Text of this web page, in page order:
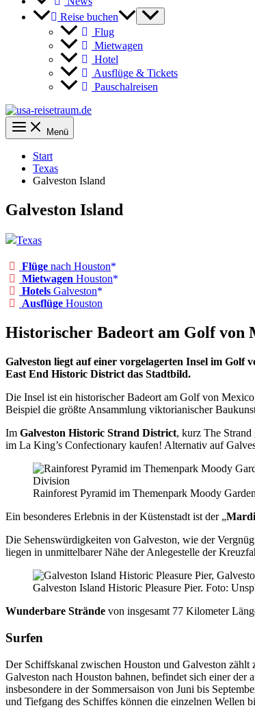
Reise buchen
Flug
Mietwagen
Hotel
Ausflüge & Tickets
Pauschalreisen
Menü
Start
Texas
Galveston Island
Galveston Island
Texas
Flüge nach Houston
Mietwagen Houston
Hotels Galveston
Ausflüge Houston
Historischer Badeort am Golf von
Galveston liegt auf einer vorgelagerten Insel im Golf
East End Historic District das Stadtbild.
Die Insel ist ein historischer Badeort am Golf von
Beispiel die größte Ansammlung viktorianischer
Im Galveston Historic Strand District, kurz The
im La King’s Confectionary kaufen! Alternativ auf
Rainforest Pyramid im Themenpark Moody
Ein besonderes Erlebnis in der Küstenstadt ist der „
Die Sehenswürdigkeiten von Galveston, wie der
liegen in unmittelbarer Nähe der Anlegestelle der
Galveston Island Historic Pleasure Pier. Foto:
Wunderbare Strände von insgesamt 77 Kilometer
Surfen
Der Schiffskanal zwischen Houston und Galveston
Galveston nach Houston bahnen, befindet sich einer
insbesondere in der Sommersaison von Juni bis
und Tiefgang des Schiffes können die einzelnen Wellen